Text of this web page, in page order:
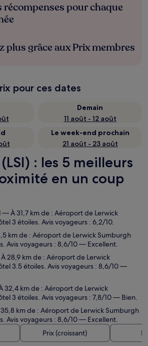
récompenses pour chaque
plus grâce aux Prix membres
pour ces dates
Demain
11 août - 12 août
Le week-end prochain
21 août - 23 août
: les 5 meilleurs
en un coup
— À 31,7 km de : Aéroport de Lerwick
3 étoiles. Avis voyageurs : 6,2/10.
km de : Aéroport de Lerwick Sumburgh
Avis voyageurs : 8,6/10 — Excellent.
28,9 km de : Aéroport de Lerwick
3.5 étoiles. Avis voyageurs : 8,6/10 —
32,4 km de : Aéroport de Lerwick
3 étoiles. Avis voyageurs : 7,8/10 — Bien.
km de : Aéroport de Lerwick Sumburgh
Avis voyageurs : 8,6/10 — Excellent.
Prix (croissant)